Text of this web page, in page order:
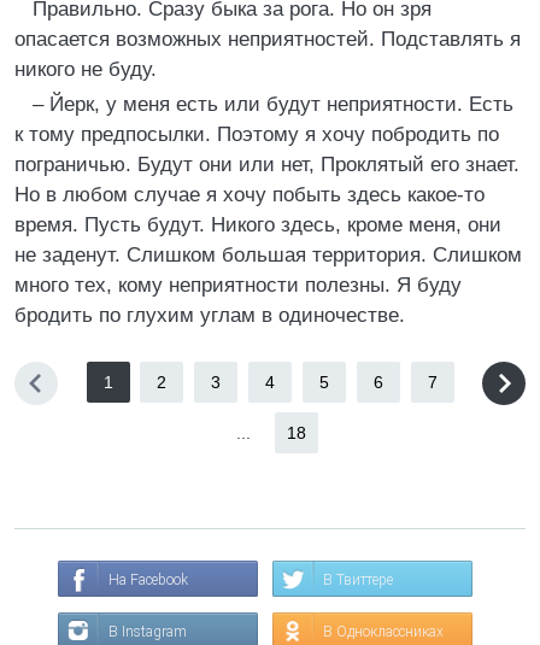
Правильно. Сразу быка за рога. Но он зря
опасается возможных неприятностей. Подставлять я
никого не буду.
– Йерк, у меня есть или будут неприятности. Есть
к тому предпосылки. Поэтому я хочу побродить по
пограничью. Будут они или нет, Проклятый его знает.
Но в любом случае я хочу побыть здесь какое-то
время. Пусть будут. Никого здесь, кроме меня, они
не заденут. Слишком большая территория. Слишком
много тех, кому неприятности полезны. Я буду
бродить по глухим углам в одиночестве.
1 2 3 4 5 6 7
18
На Facebook В Твиттере
В Instagram В Одноклассниках